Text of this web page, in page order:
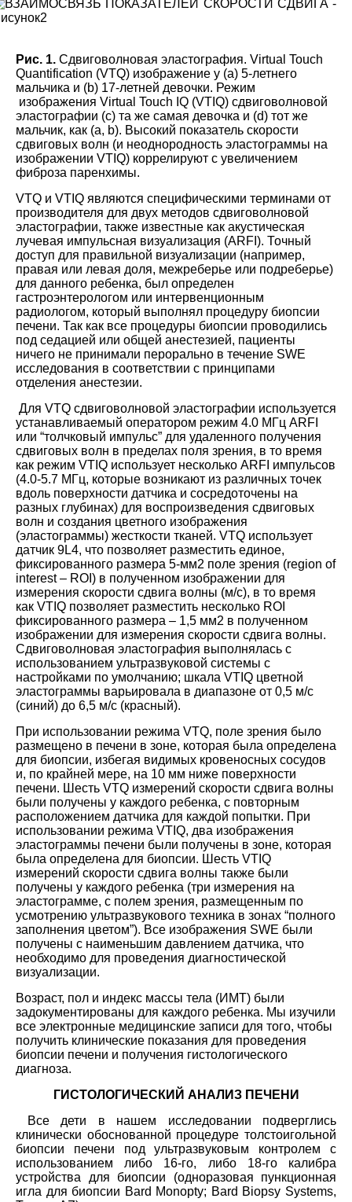
Рис. 1. Сдвиговолновая эластография. Virtual Touch
Quantification (VTQ) изображение у (а) 5-летнего
мальчика и (b) 17-летней девочки. Режим
изображения Virtual Touch IQ (VTIQ) сдвиговолновой
эластографии (c) та же самая девочка и (d) тот же
мальчик, как (а, b). Высокий показатель скорости
сдвиговых волн (и неоднородность эластограммы на
изображении VTIQ) коррелируют с увеличением
фиброза паренхимы.
VTQ и VTIQ являются специфическими терминами от
производителя для двух методов сдвиговолновой
эластографии, также известные как акустическая
лучевая импульсная визуализация (ARFI). Точный
доступ для правильной визуализации (например,
правая или левая доля, межреберье или подреберье)
для данного ребенка, был определен
гастроэнтерологом или интервенционным
радиологом, который выполнял процедуру биопсии
печени. Так как все процедуры биопсии проводились
под седацией или общей анестезией, пациенты
ничего не принимали перорально в течение SWE
исследования в соответствии с принципами
отделения анестезии.
Для VTQ сдвиговолновой эластографии используется
устанавливаемый оператором режим 4.0 МГц ARFI
или “толчковый импульс” для удаленного получения
сдвиговых волн в пределах поля зрения, в то время
как режим VTIQ использует несколько ARFI импульсов
(4.0-5.7 МГц, которые возникают из различных точек
вдоль поверхности датчика и сосредоточены на
разных глубинах) для воспроизведения сдвиговых
волн и создания цветного изображения
(эластограммы) жесткости тканей. VTQ использует
датчик 9L4, что позволяет разместить единое,
фиксированного размера 5-мм2 поле зрения (region of
interest – ROI) в полученном изображении для
измерения скорости сдвига волны (м/с), в то время
как VTIQ позволяет разместить несколько ROI
фиксированного размера – 1,5 мм2 в полученном
изображении для измерения скорости сдвига волны.
Сдвиговолновая эластография выполнялась с
использованием ультразвуковой системы с
настройками по умолчанию; шкала VTIQ цветной
эластограммы варьировала в диапазоне от 0,5 м/с
(синий) до 6,5 м/с (красный).
При использовании режима VTQ, поле зрения было
размещено в печени в зоне, которая была определена
для биопсии, избегая видимых кровеносных сосудов
и, по крайней мере, на 10 мм ниже поверхности
печени. Шесть VTQ измерений скорости сдвига волны
были получены у каждого ребенка, с повторным
расположением датчика для каждой попытки. При
использовании режима VTIQ, два изображения
эластограммы печени были получены в зоне, которая
была определена для биопсии. Шесть VTIQ
измерений скорости сдвига волны также были
получены у каждого ребенка (три измерения на
эластограмме, с полем зрения, размещенным по
усмотрению ультразвукового техника в зонах “полного
заполнения цветом”). Все изображения SWE были
получены с наименьшим давлением датчика, что
необходимо для проведения диагностической
визуализации.
Возраст, пол и индекс массы тела (ИМТ) были
задокументированы для каждого ребенка. Мы изучили
все электронные медицинские записи для того, чтобы
получить клинические показания для проведения
биопсии печени и получения гистологического
диагноза.
ГИСТОЛОГИЧЕСКИЙ АНАЛИЗ ПЕЧЕНИ
Все дети в нашем исследовании подверглись
клинически обоснованной процедуре толстоигольной
биопсии печени под ультразвуковым контролем с
использованием либо 16-го, либо 18-го калибра
устройства для биопсии (одноразовая пункционная
игла для биопсии Bard Monopty; Bard Biopsy Systems,